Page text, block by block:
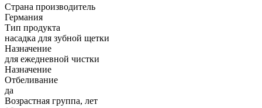
Страна производитель
Германия
Тип продукта
насадка для зубной щетки
Назначение
для ежедневной чистки
Назначение
Отбеливание
да
Возрастная группа, лет